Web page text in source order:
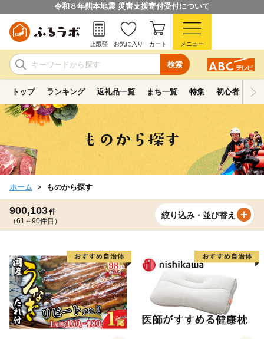
令和８年熊本地震 災害支援寄付受付について
検索
上限額 お気に入り カート メニュー
トップ ランキング 返礼品一覧 まち一覧 特集 初心者ガイド
ホーム ものから探す
900,103件
（61～90件目）
絞り込み・並び替え